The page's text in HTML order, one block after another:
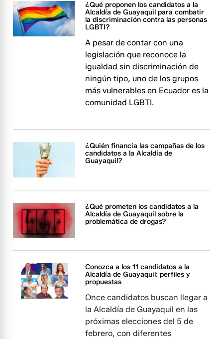
¿Qué proponen los candidatos a la
Alcaldía de Guayaquil para combatir
la discriminación contra las personas
LGBTI?
A pesar de contar con una
legislación que reconoce la
igualdad sin discriminación de
ningún tipo, uno de los grupos
más vulnerables en Ecuador es la
comunidad LGBTI.
¿Quién financia las campañas de los
candidatos a la Alcaldía de
Guayaquil?
¿Qué prometen los candidatos a la
Alcaldía de Guayaquil sobre la
problemática de drogas?
Conozca a los 11 candidatos a la
Alcaldía de Guayaquil: perfiles y
propuestas
Once candidatos buscan llegar a
la Alcaldía de Guayaquil en las
próximas elecciones del 5 de
febrero, con diferentes